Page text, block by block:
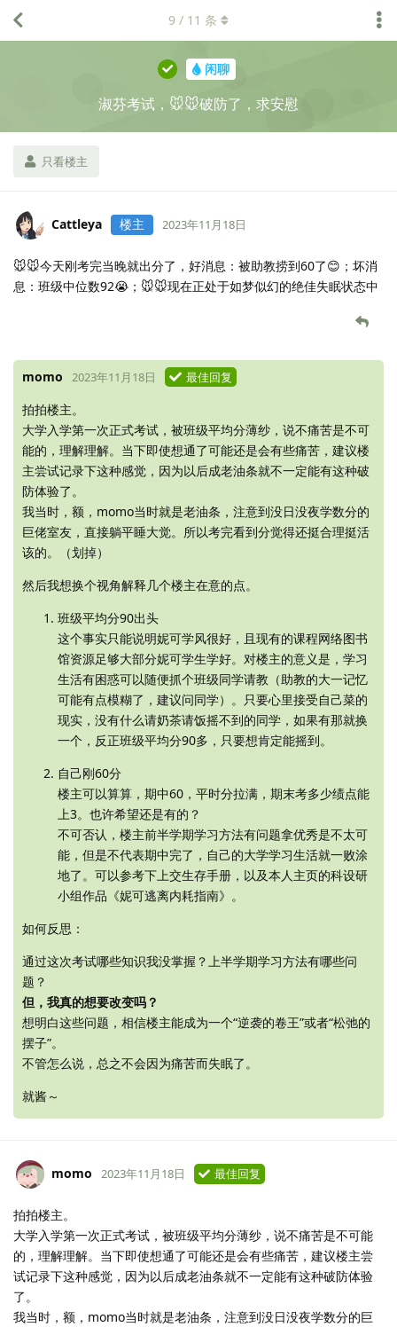
闲聊
淑芬考试，🐭🐭破防了，求安慰
只看楼主
9 / 11 条
Cattleya 楼主 2023年11月18日
🐭🐭今天刚考完当晚就出分了，好消息：被助教捞到60了😊；坏消
息：班级中位数92😭；🐭🐭现在正处于如梦似幻的绝佳失眠状态中
momo 2023年11月18日 最佳回复
拍拍楼主。
大学入学第一次正式考试，被班级平均分薄纱，说不痛苦是不可
能的，理解理解。当下即使想通了可能还是会有些痛苦，建议楼
主尝试记录下这种感觉，因为以后成老油条就不一定能有这种破
防体验了。
我当时，额，momo当时就是老油条，注意到没日没夜学数分的
巨佬室友，直接躺平睡大觉。所以考完看到分觉得还挺合理挺活
该的。（划掉）
然后我想换个视角解释几个楼主在意的点。
班级平均分90出头
这个事实只能说明妮可学风很好，且现有的课程网络图书
馆资源足够大部分妮可学生学好。对楼主的意义是，学习
生活有困惑可以随便抓个班级同学请教（助教的大一记忆
可能有点模糊了，建议问同学）。只要心里接受自己菜的
现实，没有什么请奶茶请饭摇不到的同学，如果有那就换
一个，反正班级平均分90多，只要想肯定能摇到。
自己刚60分
楼主可以算算，期中60，平时分拉满，期末考多少绩点能
上3。也许希望还是有的？
不可否认，楼主前半学期学习方法有问题拿优秀是不太可
能，但是不代表期中完了，自己的大学学习生活就一败涂
地了。可以参考下上交生存手册，以及本人主页的科设研
小组作品《妮可逃离内耗指南》。
如何反思：
通过这次考试哪些知识我没掌握？上半学期学习方法有哪些问
题？
但，我真的想要改变吗？
想明白这些问题，相信楼主能成为一个“逆袭的卷王”或者“松弛的
摆子”。
不管怎么说，总之不会因为痛苦而失眠了。
就酱～
momo 2023年11月18日 最佳回复
拍拍楼主。
大学入学第一次正式考试，被班级平均分薄纱，说不痛苦是不可能
的，理解理解。当下即使想通了可能还是会有些痛苦，建议楼主尝
试记录下这种感觉，因为以后成老油条就不一定能有这种破防体验
了。
我当时，额，momo当时就是老油条，注意到没日没夜学数分的巨